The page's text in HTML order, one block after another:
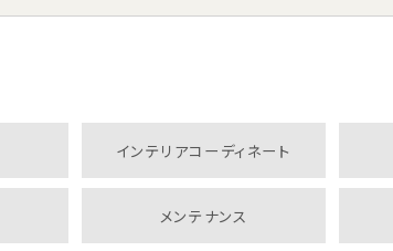
インテリアコーディネート
メンテナンス